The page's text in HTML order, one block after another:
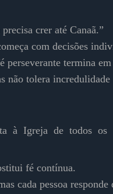
crer até Canaã.”
com decisões
perseverante termina
não tolera incredulidade
à Igreja de todos os
fé contínua.
cada pessoa responde